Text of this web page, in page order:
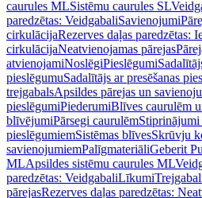
caurules MLSistēmu caurules SL
paredzētas: VeidgabaliSavienojumi
cirkulācijaRezerves daļas paredzētas:
cirkulācijaNeatvienojamas pārejas
atvienojamiNoslēgiPieslēgumi
pieslēgumuSadalītājs ar presēšanas
trejgabalsApsildes pārejas un
pieslēgumiPiederumiBlīves caurulēm
blīvējumiPārsegi caurulēmStiprinājumi
pieslēgumiemSistēmas blīvesSkrūvju
savienojumiemPalīgmateriāliGeberit
MLApsildes sistēmu caurules ML
paredzētas: VeidgabaliLīkumi
pārejasRezerves daļas paredzētas: